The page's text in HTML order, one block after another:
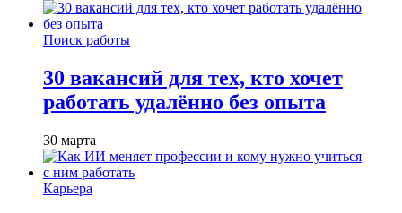
Поиск работы
30 вакансий для тех, кто хочет
работать удалённо без опыта
30 марта
Карьера